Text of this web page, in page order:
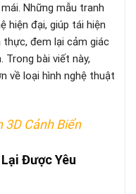
Những mẫu tranh
hiện đại, giúp tái hiện
thực, đem lại cảm giác
Trong bài viết này,
về loại hình nghệ thuật
Cảnh Biển
Lại Được Yêu